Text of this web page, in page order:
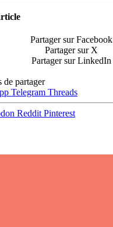
Partager sur Facebook
Partager sur X
Partager sur LinkedIn
de partager
Telegram Threads
RedditPinterest